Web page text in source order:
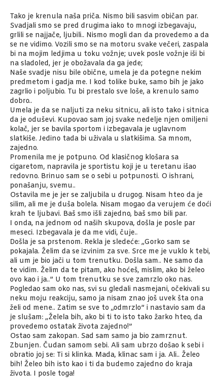
Tako je krenula naša priča. Nismo bili sasvim običan par.
Svadjali smo se pred drugima iako to mnogi izbegavaju,
grlili se najjače, ljubili.. Nismo mogli dan da provedemo a da
se ne vidimo. Vozili smo se na motoru svake večeri, zaspala
bi na mojim ledjima u toku vožnje; uvek posle vožnje iši bi
na sladoled, jer je obožavala da ga jede;
Naše svadje nisu bile obične, umela je da potegne nekim
predmetom i gadja me. I kod tolike buke, samo bih je jako
zagrlio i poljubio. Tu bi prestalo sve loše, a krenulo samo
dobro..
Umela je da se naljuti za neku sitnicu, ali isto tako i sitnica
da je oduševi. Kupovao sam joj svake nedelje njen omiljeni
kolač, jer se bavila sportom i izbegavala je uglavnom
slatkiše. Jedino tada bi uživala u slatkišima. Sa mnom,
zajedno.
Promenila me je potpuno. Od klasičnog klošara sa
cigaretom, napravila je sportistu koji je u teretanu išao
redovno. Brinuo sam se o sebi u potpunosti. O ishrani,
ponašanju, svemu..
Ostavila me je jer se zaljubila u drugog. Nisam hteo da je
silim, ali me je duša bolela. Nisam mogao da verujem će doći
krah te ljubavi. Baš smo išli zajedno, baš smo bili par.
I onda, na jednom od naših skupova, došla je posle par
meseci. Izbegavala je da me vidi, čuje..
Došla je sa prstenom. Rekla je sledeće: ,,Gorko sam se
pokajala. Želim da se izvinim za sve. Srce me je vuklo k tebi,
ali um je bio jači u tom trenutku. Došla sam.. Ne samo da
te vidim. Želim da te pitam, ako hoćeš, mislim, ako bi želeo
ovo kao i ja..” U tom trenutku se sve zamrzlo oko nas.
Pogledao sam oko nas, svi su gledali nasmejani, očekivali su
neku moju reakciju, samo ja nisam znao još uvek šta ona
želi od mene.. Zatim se sve to ,,odmrzlo” i nastavio sam da
je slušam: ,,Želela bih, ako bi ti to isto tako žarko hteo, da
provedemo ostatak života zajedno!”
Ostao sam zakopan. Sad sam samo ja bio zamrznut.
Zbunjen. Čudan samom sebi. Ali sam ubrzo došao k sebi i
obratio joj se: Ti si klinka. Mada, klinac sam i ja. Ali.. Želeo
bih! Želeo bih isto kao i ti da budemo zajedno do kraja
života. I posle toga!